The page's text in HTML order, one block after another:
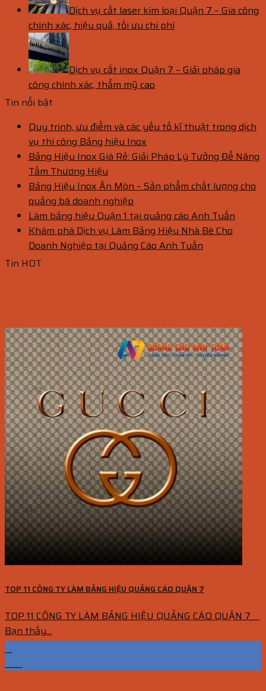
Dịch vụ cắt laser kim loại Quận 7 – Gia công
chính xác, hiệu quả, tối ưu chi phí
Dịch vụ cắt inox Quận 7 – Giải pháp gia
công chính xác, thẩm mỹ cao
Tin nổi bật
Quy trình, ưu điểm và các yếu tố kĩ thuật trong dịch
vụ thi công Bảng hiệu Inox
Bảng Hiệu Inox Giá Rẻ: Giải Pháp Lý Tưởng Để Nâng
Tầm Thương Hiệu
Bảng Hiệu Inox Ăn Mòn – Sản phẩm chất lượng cho
quảng bá doanh nghiệp
Làm bảng hiệu Quận 1 tại quảng cáo Anh Tuấn
Khám phá Dịch vụ Làm Bảng Hiệu Nhà Bè Cho
Doanh Nghiệp tại Quảng Cáo Anh Tuấn
Tin HOT
TOP 11 CÔNG TY LÀM BẢNG HIỆU QUẢNG CÁO QUẬN 7
TOP 11 CÔNG TY LÀM BẢNG HIỆU QUẢNG CÁO QUẬN 7
Bạn thấy...